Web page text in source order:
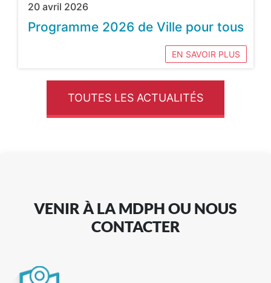
20 avril 2026
Programme 2026 de Ville pour tous
EN SAVOIR PLUS
TOUTES LES ACTUALITÉS
VENIR À LA MDPH OU NOUS
CONTACTER